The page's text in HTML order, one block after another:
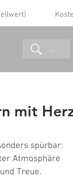
...
mit
spürbar:
Atmosphäre
Treue.